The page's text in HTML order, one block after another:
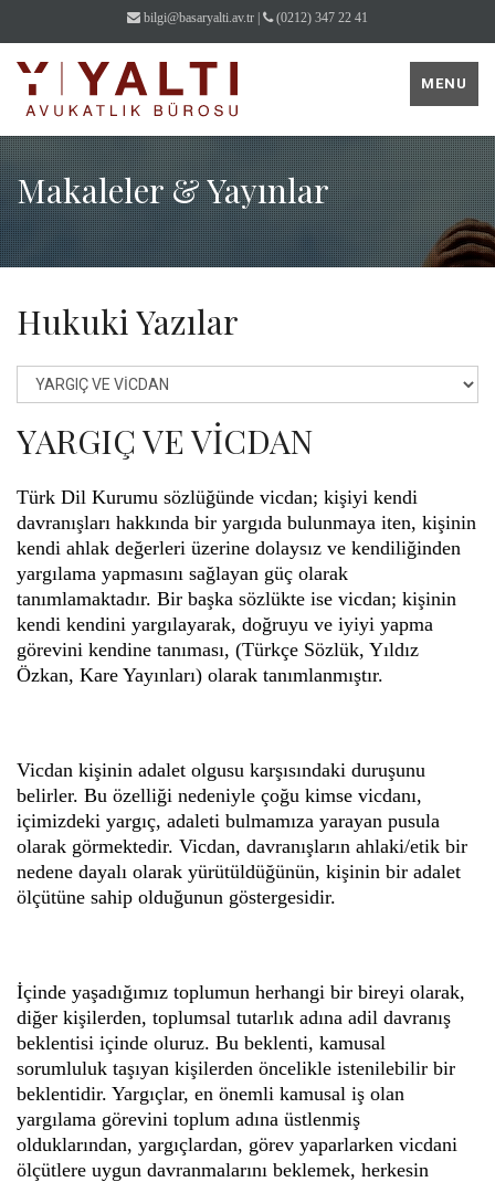
bilgi@basaryalti.av.tr (0212) 347 22 41
MENU
Makaleler & Yayınlar
Hukuki Yazılar
YARGIÇ VE VİCDAN
Türk Dil Kurumu sözlüğünde vicdan; kişiyi kendi
davranışları hakkında bir yargıda bulunmaya iten, kişinin
kendi ahlak değerleri üzerine dolaysız ve kendiliğinden
yargılama yapmasını sağlayan güç olarak
tanımlamaktadır. Bir başka sözlükte ise vicdan; kişinin
kendi kendini yargılayarak, doğruyu ve iyiyi yapma
görevini kendine tanıması, (Türkçe Sözlük, Yıldız
Özkan, Kare Yayınları) olarak tanımlanmıştır.
Vicdan kişinin adalet olgusu karşısındaki duruşunu
belirler. Bu özelliği nedeniyle çoğu kimse vicdanı,
içimizdeki yargıç, adaleti bulmamıza yarayan pusula
olarak görmektedir. Vicdan, davranışların ahlaki/etik bir
nedene dayalı olarak yürütüldüğünün, kişinin bir adalet
ölçütüne sahip olduğunun göstergesidir.
İçinde yaşadığımız toplumun herhangi bir bireyi olarak,
diğer kişilerden, toplumsal tutarlık adına adil davranış
beklentisi içinde oluruz. Bu beklenti, kamusal
sorumluluk taşıyan kişilerden öncelikle istenilebilir bir
beklentidir. Yargıçlar, en önemli kamusal iş olan
yargılama görevini toplum adına üstlenmiş
olduklarından, yargıçlardan, görev yaparlarken vicdani
ölçütlere uygun davranmalarını beklemek, herkesin